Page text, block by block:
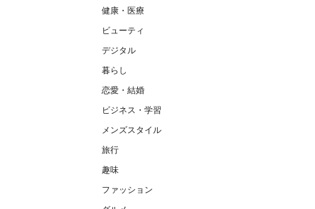
健康・医療
ビューティ
デジタル
暮らし
恋愛・結婚
ビジネス・学習
メンズスタイル
旅行
趣味
ファッション